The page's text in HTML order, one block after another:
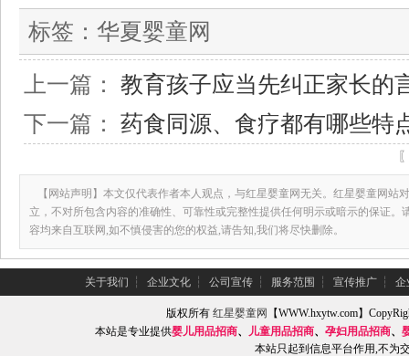
标签： 华夏婴童网
上一篇： 教育孩子应当先纠正家长的
下一篇： 药食同源、食疗都有哪些特
【网站声明】本文仅代表作者本人观点，与红星婴童网无关。红星婴童网站
立，不对所包含内容的准确性、可靠性或完整性提供任何明示或暗示的保证。
容均来自互联网,如不慎侵害的您的权益,请告知,我们将尽快删除。
关于我们 ┆ 企业文化 ┆ 公司宣传 ┆ 服务范围 ┆ 宣传推广 ┆ 企
版权所有红星婴童网
【WWW.hxytw.com】
本站是专业提供婴儿用品招商、 儿童用品招商、 孕妇用品招商、
本站只起到信息平台作用,不为